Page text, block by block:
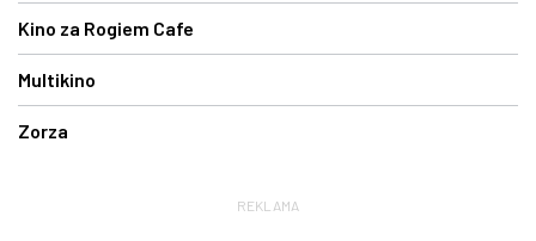
Kino za Rogiem Cafe
Multikino
Zorza
REKLAMA